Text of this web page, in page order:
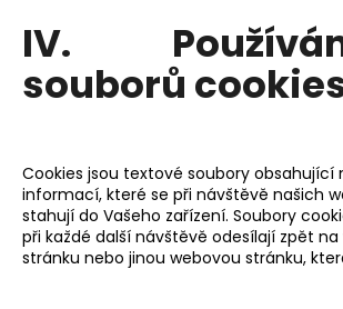
IV.
souborů
Cookies jsou textové soubory
informací, které se při návštěvě našich
stahují do Vašeho zařízení. Soubory
při každé další návštěvě odesílají zpět
stránku nebo jinou webovou stránku,